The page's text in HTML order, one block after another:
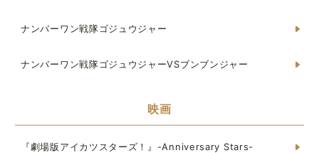
ナンバーワン戦隊ゴジュウジャー
ナンバーワン戦隊ゴジュウジャーVSブンブンジャー
映画
『劇場版アイカツスターズ！』-Anniversary Stars-